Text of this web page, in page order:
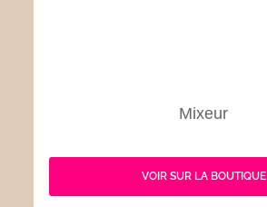
Mixeur
VOIR SUR LA BOUTIQUE